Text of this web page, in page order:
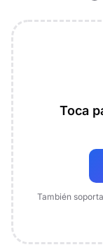
Toca
También soporta